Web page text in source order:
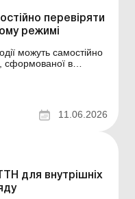
перевіряти
режимі
можуть самостійно
сформованої в
ПДВ
за кордон
перевірити
11.06.2026
для внутрішніх